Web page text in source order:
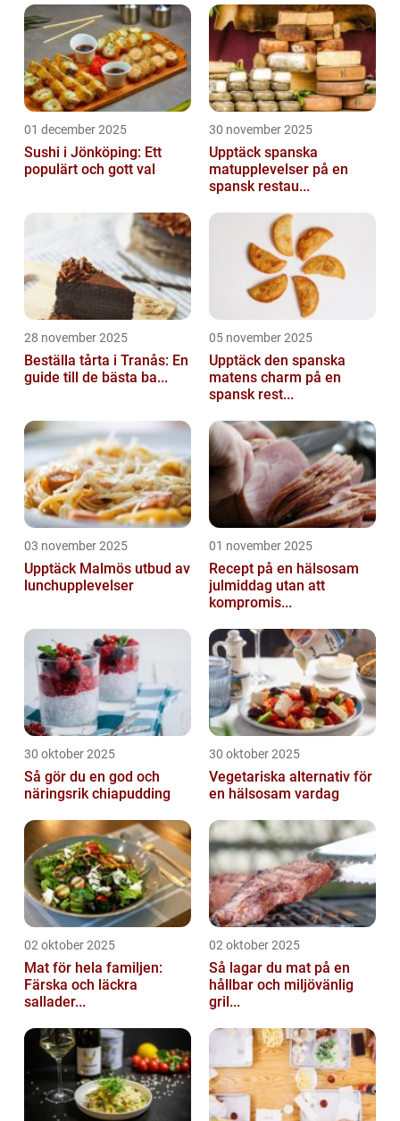
01 december 2025
Sushi i Jönköping: Ett
populärt och gott val
30 november 2025
Upptäck spanska
matupplevelser på en
spansk restau...
28 november 2025
Beställa tårta i Tranås: En
guide till de bästa ba...
05 november 2025
Upptäck den spanska
matens charm på en
spansk rest...
03 november 2025
Upptäck Malmös utbud av
lunchupplevelser
01 november 2025
Recept på en hälsosam
julmiddag utan att
kompromis...
30 oktober 2025
Så gör du en god och
näringsrik chiapudding
30 oktober 2025
Vegetariska alternativ för
en hälsosam vardag
02 oktober 2025
Mat för hela familjen:
Färska och läckra
sallader...
02 oktober 2025
Så lagar du mat på en
hållbar och miljövänlig
gril...